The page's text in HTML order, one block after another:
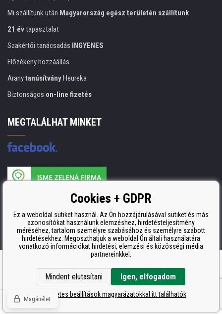
Mi szállítunk után Magyarország egész területén szállítunk
21 évtapasztalat
Szakértői tanácsadás INGYENES
Előzékeny hozzáállás
AranytanúsítványHeureka
Biztonságos on-line fizetés
MEGTALÁLHAT MINKET
A nyomtatási kellékek gyártója ISO 9001 tanúsítvánnyal rendelkezik
ISO 9001, ISO 14001 és STMC.
Ecommerce solutionsBINARGON.cz
© Copyright CDRmarket.hu
Cookies + GDPR
Ez a weboldal sütiket használ. Az Ön hozzájárulásával sütiket és más
azonosítókat használunk elemzéshez, hirdetésteljesítmény
méréséhez, tartalom személyre szabásához és személyre szabott
hirdetésekhez. Megoszthatjuk a weboldal Ön általi használatára
vonatkozó információkat hirdetési, elemzési és közösségi média
partnereinkkel.
Mindent elutasítani Igen, elfogadom
A részletes beállítások magyarázatokkal itt találhatók
Magánélet